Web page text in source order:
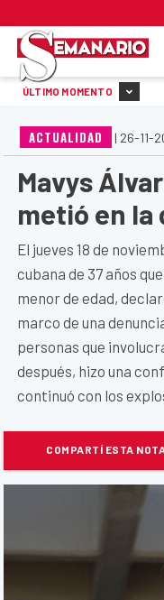
ÚLTIMO MOMENTO
ACTUALIDAD | 26-11-
Mavys
metió en la
El jueves 18 de
cubana de 37 años
menor de edad,
marco de una
personas que
después, hizo una
continuó con los
COMPARTÍ ESTA NOTA